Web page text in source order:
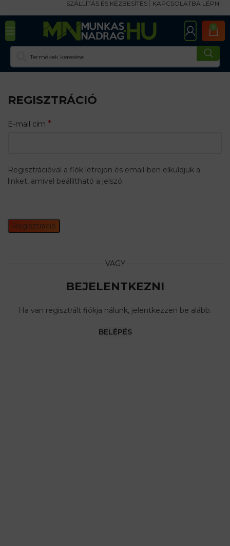
SZÁLLÍTÁS ÉS KÉZBESÍTÉS KAPCSOLATBA LÉPNI
0
REGISZTRÁCIÓ
E-mail cím *
Regisztrációval a fiók létrejön és email-ben elküldjük a
linket, amivel beállítható a jelszó.
Regisztráció
VAGY
BEJELENTKEZNI
Ha van regisztrált fiókja nálunk, jelentkezzen be alább.
BELÉPÉS